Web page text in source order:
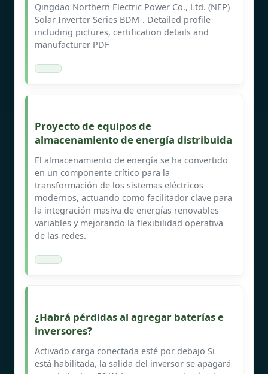
Qingdao Northern Electric Power Co., Ltd. (NEP)
Solar Inverter Series BDM-. Detailed profile
including pictures, certification details and
manufacturer PDF
Proyecto de equipos de
almacenamiento de energía distribuida
El almacenamiento de energía se ha convertido
en un componente crítico para la
transformación de los sistemas eléctricos
modernos, actuando como facilitador clave para
la integración masiva de energías renovables
variables y mejorando la flexibilidad operativa
de las redes.
¿Habrá pérdidas al agregar baterías e
inversores?
Activado carga conectada esté por debajo Si
está habilitada, la salida del inversor se apagará